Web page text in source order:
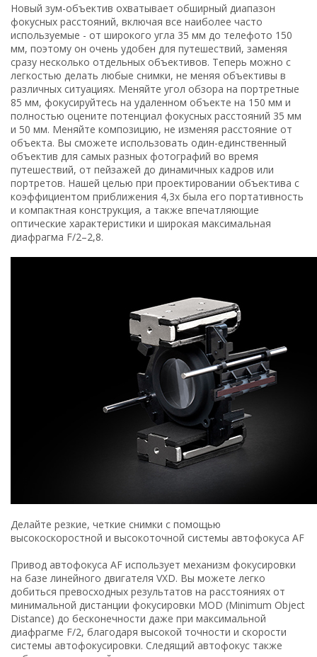
Новый зум-объектив охватывает обширный диапазон
фокусных расстояний, включая все наиболее часто
используемые - от широкого угла 35 мм до телефото 150
мм, поэтому он очень удобен для путешествий, заменяя
сразу несколько отдельных объективов. Теперь можно с
легкостью делать любые снимки, не меняя объективы в
различных ситуациях. Меняйте угол обзора на портретные
85 мм, фокусируйтесь на удаленном объекте на 150 мм и
полностью оцените потенциал фокусных расстояний 35 мм
и 50 мм. Меняйте композицию, не изменяя расстояние от
объекта. Вы сможете использовать один-единственный
объектив для самых разных фотографий во время
путешествий, от пейзажей до динамичных кадров или
портретов. Нашей целью при проектировании объектива с
коэффициентом приближения 4,3x была его портативность
и компактная конструкция, а также впечатляющие
оптические характеристики и широкая максимальная
диафрагма F/2–2,8.
Делайте резкие, четкие снимки с помощью
высокоскоростной и высокоточной системы автофокуса AF
Привод автофокуса AF использует механизм фокусировки
на базе линейного двигателя VXD. Вы можете легко
добиться превосходных результатов на расстояниях от
минимальной дистанции фокусировки MOD (Minimum Object
Distance) до бесконечности даже при максимальной
диафрагме F/2, благодаря высокой точности и скорости
системы автофокусировки. Следящий автофокус также